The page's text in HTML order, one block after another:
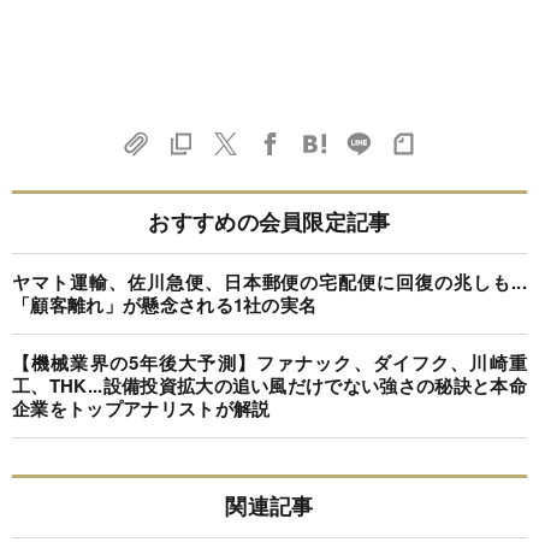
おすすめの会員限定記事
ヤマト運輸、佐川急便、日本郵便の宅配便に回復の兆しも...
「顧客離れ」が懸念される1社の実名
【機械業界の5年後大予測】ファナック、ダイフク、川崎重
工、THK...設備投資拡大の追い風だけでない強さの秘訣と本命
企業をトップアナリストが解説
関連記事